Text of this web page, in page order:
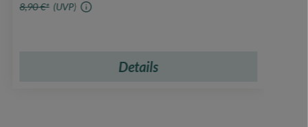
8,90 €* (UVP)
Details